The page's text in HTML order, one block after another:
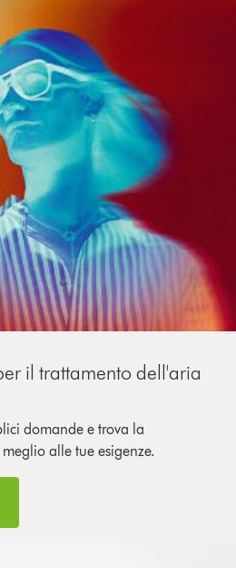
il trattamento dell'aria
domande e trova la
alle tue esigenze.